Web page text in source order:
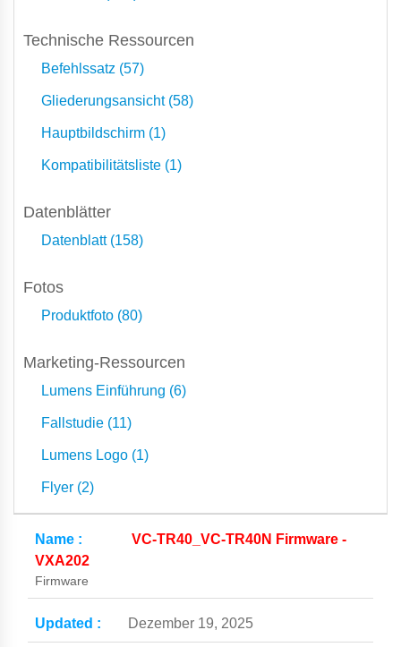
Technische Ressourcen
Befehlssatz (57)
Gliederungsansicht (58)
Hauptbildschirm (1)
Kompatibilitätsliste (1)
Datenblätter
Datenblatt (158)
Fotos
Produktfoto (80)
Marketing-Ressourcen
Lumens Einführung (6)
Fallstudie (11)
Lumens Logo (1)
Flyer (2)
VC-TR40_VC-TR40N Firmware -
VXA202
Firmware
Dezember 19, 2025